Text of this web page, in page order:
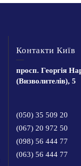
Контакти Київ
просп. Георгія
(Визволителів), 5
(050) 35 509 20
(067) 20 972 50
(098) 56 444 77
(063) 56 444 77